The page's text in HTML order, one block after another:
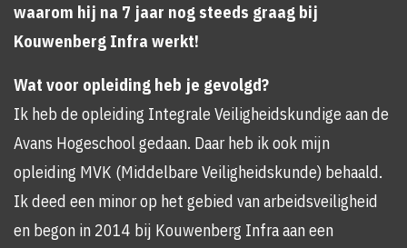
waarom hij na 7 jaar nog steeds graag bij
Kouwenberg Infra werkt!
Wat voor opleiding heb je gevolgd?
Ik heb de opleiding Integrale Veiligheidskundige aan de
Avans Hogeschool gedaan. Daar heb ik ook mijn
opleiding MVK (Middelbare Veiligheidskunde) behaald.
Ik deed een minor op het gebied van arbeidsveiligheid
en begon in 2014 bij Kouwenberg Infra aan een